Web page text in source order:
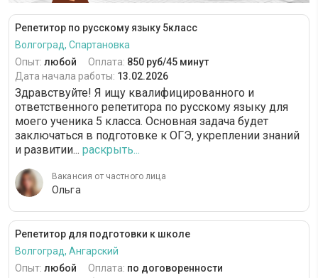
Репетитор по русскому языку 5класс
Волгоград, Спартановка
Опыт: любой Оплата: 850 руб/45 минут
Дата начала работы: 13.02.2026
Здравствуйте! Я ищу квалифицированного и
ответственного репетитора по русскому языку для
моего ученика 5 класса. Основная задача будет
заключаться в подготовке к ОГЭ, укреплении знаний
и развитии... раскрыть...
Вакансия от частного лица
Ольга
Репетитор для подготовки к школе
Волгоград, Ангарский
Опыт: любой Оплата: по договоренности